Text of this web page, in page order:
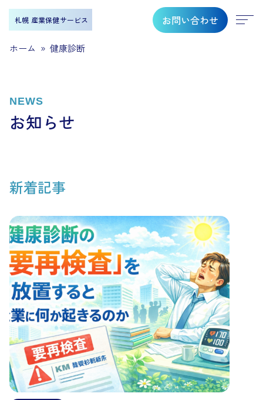
札幌 産業保健サービス お問い合わせ
ホーム » 健康診断
NEWS
お知らせ
新着記事